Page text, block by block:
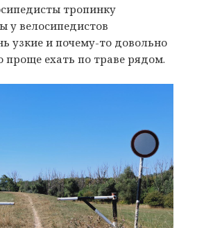
тропинку
у велосипедистов
узкие и почему-то довольно
проще ехать по траве рядом.